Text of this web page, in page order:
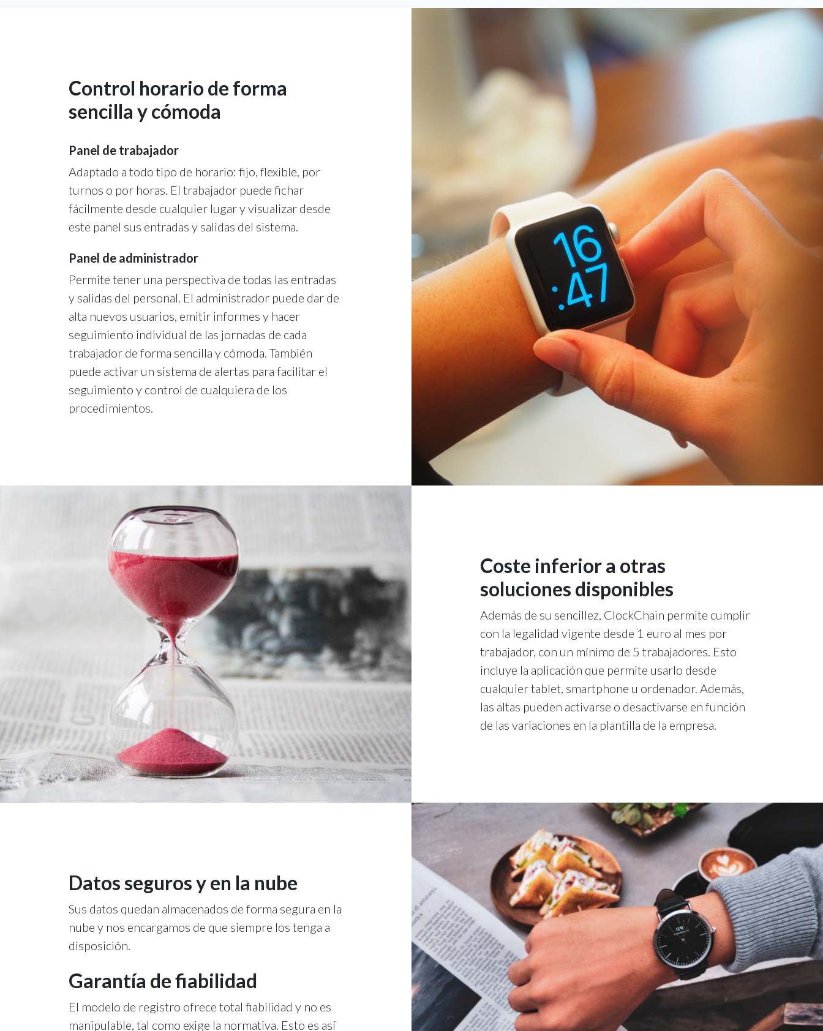
Control horario de forma
sencilla y cómoda
Panel de trabajador
Adaptado a todo tipo de horario: fijo, flexible, por
turnos o por horas. El trabajador puede fichar
fácilmente desde cualquier lugar y visualizar desde
este panel sus entradas y salidas del sistema.
Panel de administrador
Permite tener una perspectiva de todas las entradas
y salidas del personal. El administrador puede dar de
alta nuevos usuarios, emitir informes y hacer
seguimiento individual de las jornadas de cada
trabajador de forma sencilla y cómoda. También
puede activar un sistema de alertas para facilitar el
seguimiento y control de cualquiera de los
procedimientos.
Coste inferior a otras
soluciones disponibles
Además de su sencillez, ClockChain permite cumplir
con la legalidad vigente desde 1 euro al mes por
trabajador, con un mínimo de 5 trabajadores. Esto
incluye la aplicación que permite usarlo desde
cualquier tablet, smartphone u ordenador. Además,
las altas pueden activarse o desactivarse en función
de las variaciones en la plantilla de la empresa.
Datos seguros y en la nube
Sus datos quedan almacenados de forma segura en la
nube y nos encargamos de que siempre los tenga a
disposición.
Garantía de fiabilidad
El modelo de registro ofrece total fiabilidad y no es
manipulable, tal como exige la normativa. Esto es así